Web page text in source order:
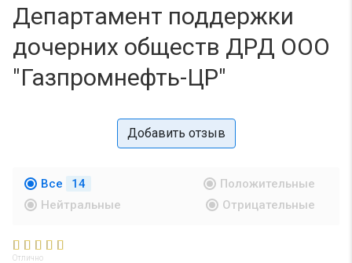
Департамент поддержки
дочерних обществ ДРД ООО
"Газпромнефть-ЦР"
Добавить отзыв
Все 14
Положительные
Нейтральные
Отрицательные
Отлично